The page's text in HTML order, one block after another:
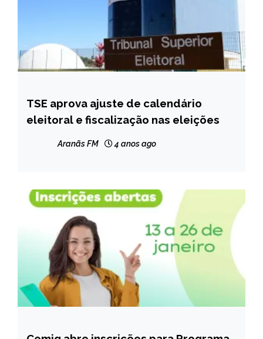
BRASIL
NOTÍCIAS
TSE aprova ajuste de calendário
eleitoral e fiscalização nas eleições
Aranãs FM 4 anos ago